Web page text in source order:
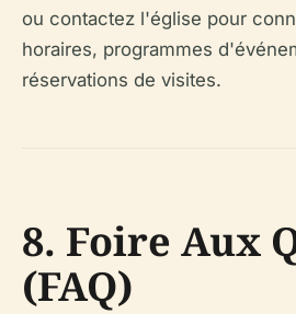
ou contactez l'église pour
horaires, programmes
réservations de visites.
8. Foire Aux
(FAQ)